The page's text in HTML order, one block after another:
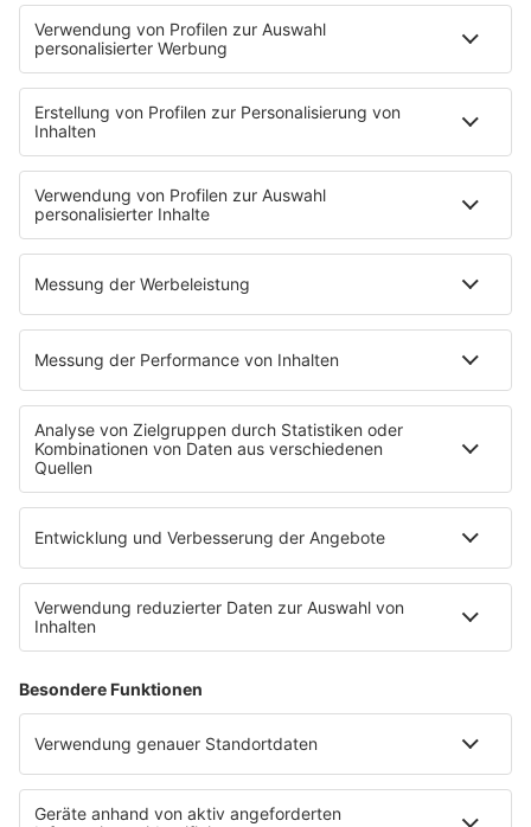
AKTIONEN
Backstagebereich
King of BOB
Beichtstuhl
Neuerscheinung
Newcomer
EVENTS
Konzertkalender
Festivals
Wacken Open Air
SHOP
RADIO BOB!
Impressum
Kontakt
myBOB App
BOB-Plakate & Aufkleber bestellen
Datenschutz
Datenschutzeinstellungen
Teilnahmebedingungen
RADIO BOB! auf radioplayer.de